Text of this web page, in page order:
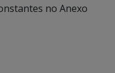
no Anexo